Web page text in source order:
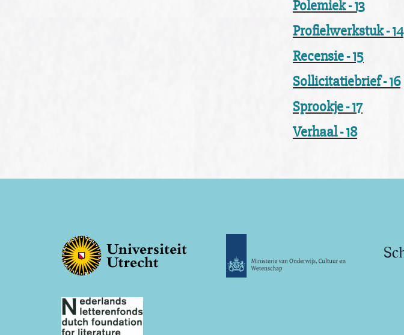
Polemiek - 13
Profielwerkstuk - 14
Recensie - 15
Sollicitatiebrief - 16
Sprookje - 17
Verhaal - 18